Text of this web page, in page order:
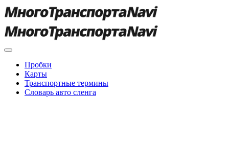
Пробки
Карты
Транспортные термины
Словарь авто сленга